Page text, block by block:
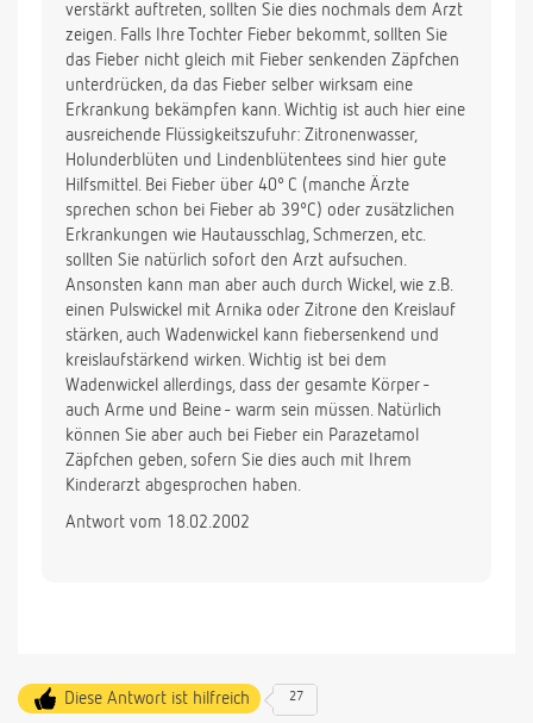
verstärkt auftreten, sollten Sie dies nochmals dem Arzt
zeigen. Falls Ihre Tochter Fieber bekommt, sollten Sie
das Fieber nicht gleich mit Fieber senkenden Zäpfchen
unterdrücken, da das Fieber selber wirksam eine
Erkrankung bekämpfen kann. Wichtig ist auch hier eine
ausreichende Flüssigkeitszufuhr: Zitronenwasser,
Holunderblüten und Lindenblütentees sind hier gute
Hilfsmittel. Bei Fieber über 40° C (manche Ärzte
sprechen schon bei Fieber ab 39°C) oder zusätzlichen
Erkrankungen wie Hautausschlag, Schmerzen, etc.
sollten Sie natürlich sofort den Arzt aufsuchen.
Ansonsten kann man aber auch durch Wickel, wie z.B.
einen Pulswickel mit Arnika oder Zitrone den Kreislauf
stärken, auch Wadenwickel kann fiebersenkend und
kreislaufstärkend wirken. Wichtig ist bei dem
Wadenwickel allerdings, dass der gesamte Körper -
auch Arme und Beine - warm sein müssen. Natürlich
können Sie aber auch bei Fieber ein Parazetamol
Zäpfchen geben, sofern Sie dies auch mit Ihrem
Kinderarzt abgesprochen haben.
Antwort vom 18.02.2002
Diese Antwort ist hilfreich 27